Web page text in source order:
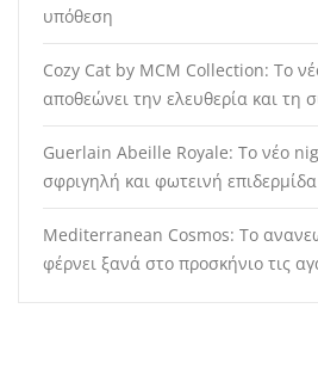
υπόθεση
Cozy Cat by MCM Collection: Το
αποθεώνει την ελευθερία και τη
Guerlain Abeille Royale: Το νέο
σφριγηλή και φωτεινή επιδερμίδα
Mediterranean Cosmos: Το
φέρνει ξανά στο προσκήνιο τις